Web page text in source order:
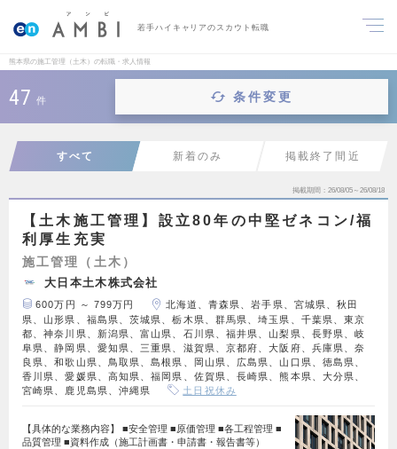
若手ハイキャリアのスカウト転職
熊本県の施工管理（土木）の転職・求人情報
47 件 条件変更
すべて 新着のみ 掲載終了間近
掲載期間 26/08/05～26/08/18
【土木施工管理】設立80年の中堅ゼネコン/福
利厚生充実
施工管理（土木）
大日本土木株式会社
600万円 ～ 799万円
北海道、青森県、岩手県、宮城県、秋田
県、山形県、福島県、茨城県、栃木県、群馬県、埼玉県、千葉県、東京
都、神奈川県、新潟県、富山県、石川県、福井県、山梨県、長野県、岐
阜県、静岡県、愛知県、三重県、滋賀県、京都府、大阪府、兵庫県、奈
良県、和歌山県、鳥取県、島根県、岡山県、広島県、山口県、徳島県、
香川県、愛媛県、高知県、福岡県、佐賀県、長崎県、熊本県、大分県、
宮崎県、鹿児島県、沖縄県
土日祝休み
【具体的な業務内容】 ■安全管理 ■原価管理 ■各工程管理 ■
品質管理 ■資料作成（施工計画書・申請書・報告書等）